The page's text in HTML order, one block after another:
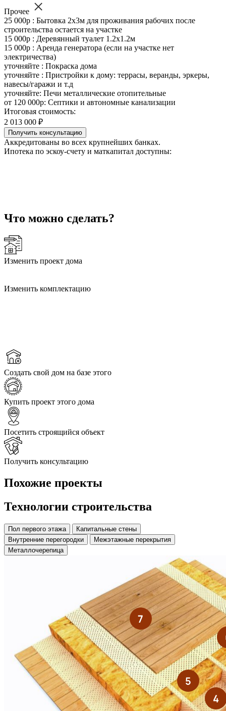
Прочее
25 000р : Бытовка 2х3м для проживания рабочих после
строительства остается на участке
15 000р : Деревянный туалет 1.2х1.2м
15 000р : Аренда генератора (если на участке нет
электричества)
уточняйте : Покраска дома
уточняйте : Пристройки к дому: террасы, веранды, эркеры,
навесы/гаражи и т.д
уточняйте: Печи металлические отопительные
от 120 000р: Септики и автономные канализации
Итоговая стоимость:
2 013 000 ₽
Получить консультацию
Аккредитованы во всех крупнейших банках.
Ипотека по эскоу-счету и маткапитал доступны:
Что можно сделать?
Изменить проект дома
Изменить комплектацию
Создать свой дом на базе этого
Купить проект этого дома
Посетить строящийся объект
Получить консультацию
Похожие проекты
Технологии строительства
Пол первого этажа
Капитальные стены
Внутренние перегородки
Межэтажные перекрытия
Металлочерепица